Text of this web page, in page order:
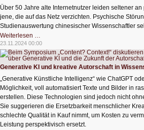
Über 50 Jahre alte Internetnutzer leiden seltener
jene, die auf das Netz verzichten. Psychische
Studienauswertung chinesischer Wissenschaftler
Weiterlesen …
hält
ältere
Menschen
gesund
23.11.2024 00:00
Generative KI und kreative Autorschaft in
„Generative Künstliche Intelligenz“ wie ChatGPT
Möglichkeit, voll automatisiert Texte und Bilder in
erstellen. Diese Technologien sind jedoch nicht
Sie suggerieren die Ersetzbarkeit menschlicher
schlechte Qualität in Kauf nimmt, um Kosten zu
Leistung perspektivisch ersetzt.